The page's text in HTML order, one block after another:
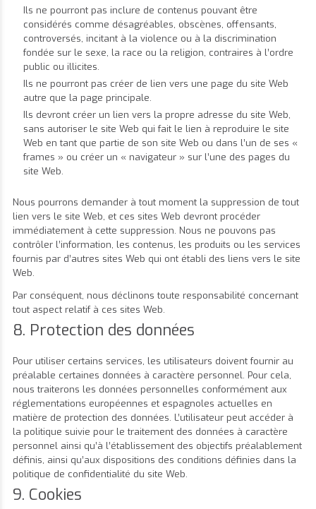
Ils ne pourront pas inclure de contenus pouvant être
considérés comme désagréables, obscènes, offensants,
controversés, incitant à la violence ou à la discrimination
fondée sur le sexe, la race ou la religion, contraires à l’ordre
public ou illicites.
Ils ne pourront pas créer de lien vers une page du site Web
autre que la page principale.
Ils devront créer un lien vers la propre adresse du site Web,
sans autoriser le site Web qui fait le lien à reproduire le site
Web en tant que partie de son site Web ou dans l’un de ses «
frames » ou créer un « navigateur » sur l’une des pages du
site Web.
Nous pourrons demander à tout moment la suppression de tout
lien vers le site Web, et ces sites Web devront procéder
immédiatement à cette suppression. Nous ne pouvons pas
contrôler l’information, les contenus, les produits ou les services
fournis par d’autres sites Web qui ont établi des liens vers le site
Web.
Par conséquent, nous déclinons toute responsabilité concernant
tout aspect relatif à ces sites Web.
8. Protection des données
Pour utiliser certains services, les utilisateurs doivent fournir au
préalable certaines données à caractère personnel. Pour cela,
nous traiterons les données personnelles conformément aux
réglementations européennes et espagnoles actuelles en
matière de protection des données. L’utilisateur peut accéder à
la politique suivie pour le traitement des données à caractère
personnel ainsi qu’à l’établissement des objectifs préalablement
définis, ainsi qu’aux dispositions des conditions définies dans la
politique de confidentialité du site Web.
9. Cookies